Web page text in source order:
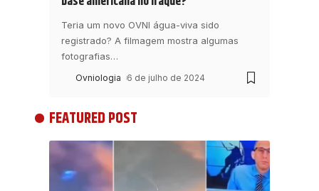
Teria um novo OVNI água-viva sido
registrado? A filmagem mostra algumas
fotografias…
Ovniologia 6 de julho de 2024
FEATURED POST